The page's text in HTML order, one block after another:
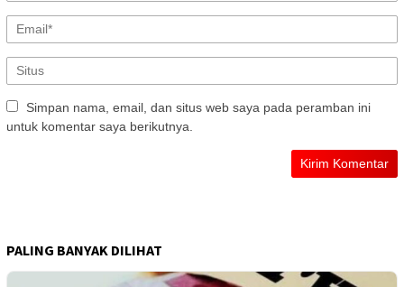
Simpan nama, email, dan situs web saya pada peramban ini
untuk komentar saya berikutnya.
PALING BANYAK DILIHAT